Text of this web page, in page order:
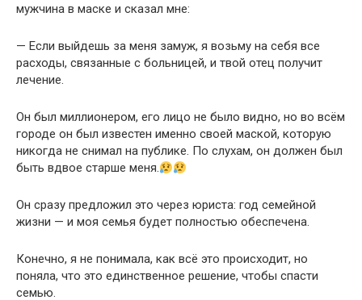
мужчина в маске и сказал мне:
— Если выйдешь за меня замуж, я возьму на себя все
расходы, связанные с больницей, и твой отец получит
лечение.
Он был миллионером, его лицо не было видно, но во всём
городе он был известен именно своей маской, которую
никогда не снимал на публике. По слухам, он должен был
быть вдвое старше меня.
Он сразу предложил это через юриста: год семейной
жизни — и моя семья будет полностью обеспечена.
Конечно, я не понимала, как всё это происходит, но
поняла, что это единственное решение, чтобы спасти
семью.